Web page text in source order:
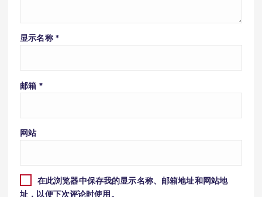
显示名称 *
邮箱 *
网站
在此浏览器中保存我的显示名称、邮箱地址和网站地
址，以便下次评论时使用。